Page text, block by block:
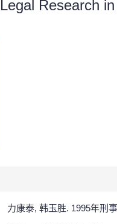
Research
力康泰, 韩玉胜. 1995年刑